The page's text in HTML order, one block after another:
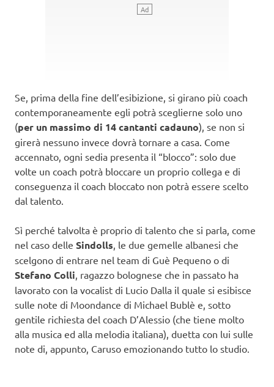
Se, prima della fine dell’esibizione, si girano più coach
contemporaneamente egli potrà sceglierne solo uno
(per un massimo di 14 cantanti cadauno), se non si
girerà nessuno invece dovrà tornare a casa. Come
accennato, ogni sedia presenta il “blocco”: solo due
volte un coach potrà bloccare un proprio collega e di
conseguenza il coach bloccato non potrà essere scelto
dal talento.
Sì perché talvolta è proprio di talento che si parla, come
nel caso delle Sindolls , le due gemelle albanesi che
scelgono di entrare nel team di Guè Pequeno o di
Stefano Colli , ragazzo bolognese che in passato ha
lavorato con la vocalist di Lucio Dalla il quale si esibisce
sulle note di Moondance di Michael Bublè e, sotto
gentile richiesta del coach D’Alessio (che tiene molto
alla musica ed alla melodia italiana), duetta con lui sulle
note di, appunto, Caruso emozionando tutto lo studio.